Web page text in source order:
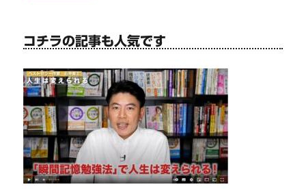
コチラの記事も人気です